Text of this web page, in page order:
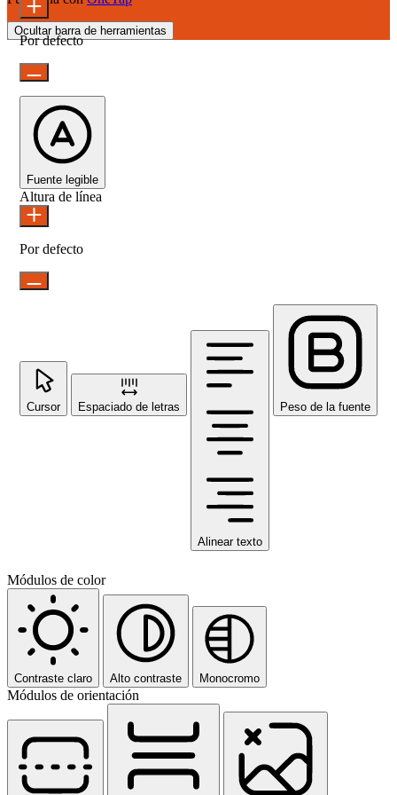
Ocultar barra de herramientas
Por defecto
Fuente legible
Altura de línea
Por defecto
Cursor Espaciado de letras
Alinear texto
Peso de la fuente
Módulos de color
Contraste claro Alto contraste Monocromo
Módulos de orientación